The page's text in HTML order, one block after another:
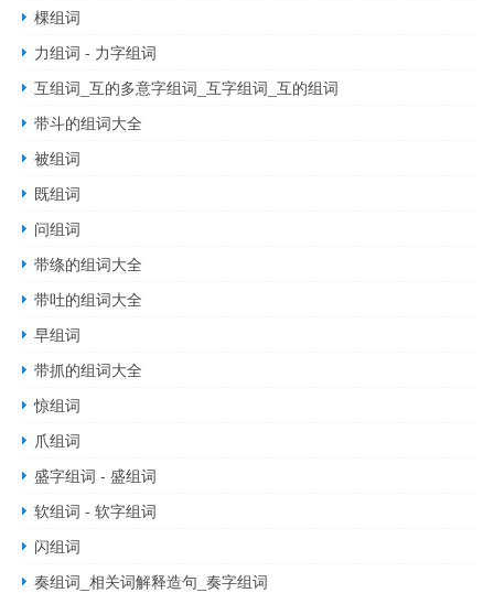
棵组词
力组词 - 力字组词
互组词_互的多意字组词_互字组词_互的组词
带斗的组词大全
被组词
既组词
问组词
带绦的组词大全
带吐的组词大全
早组词
带抓的组词大全
惊组词
爪组词
盛字组词 - 盛组词
软组词 - 软字组词
闪组词
奏组词_相关词解释造句_奏字组词